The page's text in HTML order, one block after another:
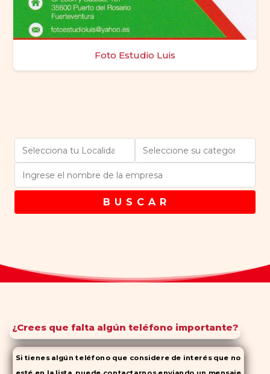
Foto Estudio Luis
B U S C A R
¿Crees que falta algún teléfono importante?
Si tienes algún teléfono que considere de interés que no